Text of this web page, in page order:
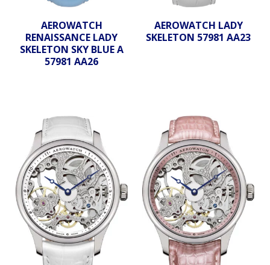
AEROWATCH
RENAISSANCE LADY
SKELETON SKY BLUE A
57981 AA26
AEROWATCH LADY
SKELETON 57981 AA23